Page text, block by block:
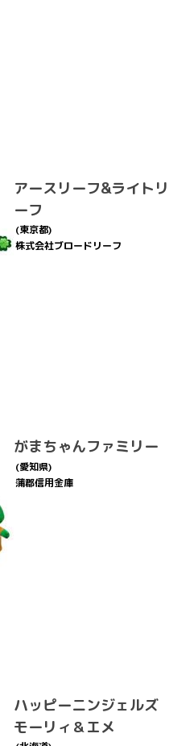
アースリーフ&ライトリ
ーフ
(東京都)
株式会社ブロードリーフ
がまちゃんファミリー
(愛知県)
蒲郡信用金庫
ハッピーニンジェルズ
モーリィ＆エメ